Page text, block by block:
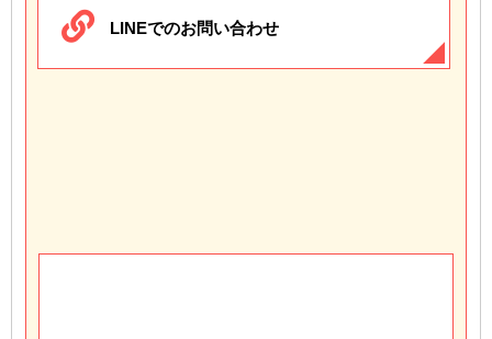
LINEでのお問い合わせ